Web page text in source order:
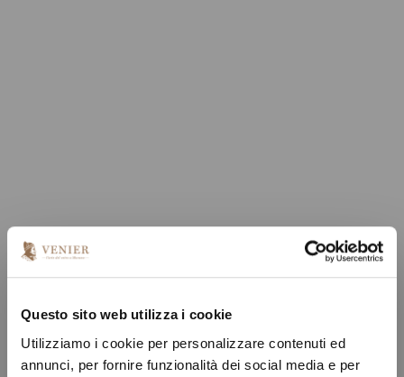
Questo sito web utilizza i cookie
Utilizziamo i cookie per personalizzare contenuti ed
annunci, per fornire funzionalità dei social media e per